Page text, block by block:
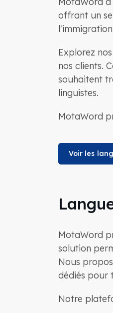
offrant un
Explorez
nos clients.
souhaitent
linguistes.
MotaWord
Voir les
MotaWord
solution
Nous
dédiés pour
Notre